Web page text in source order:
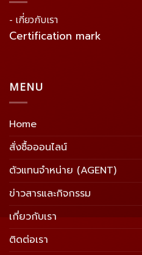
- เกี่ยวกับเรา
Certification mark
MENU
Home
สั่งซื้อออนไลน์
ตัวแทนจำหน่าย (AGENT)
ข่าวสารและกิจกรรม
เกี่ยวกับเรา
ติดต่อเรา